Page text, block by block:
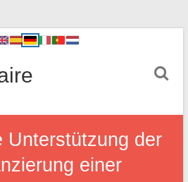
Unterstützung der
einer